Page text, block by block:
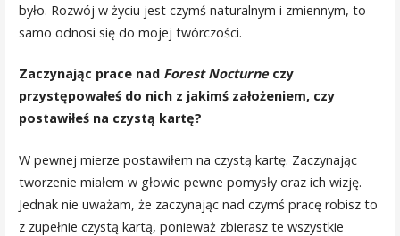
było. Rozwój w życiu jest czymś naturalnym i zmiennym, to
samo odnosi się do mojej twórczości.
Zaczynając prace nad Forest Nocturne czy
przystępowałeś do nich z jakimś założeniem, czy
postawiłeś na czystą kartę?
W pewnej mierze postawiłem na czystą kartę. Zaczynając
tworzenie miałem w głowie pewne pomysły oraz ich wizję.
Jednak nie uważam, że zaczynając nad czymś pracę robisz to
z zupełnie czystą kartą, ponieważ zbierasz te wszystkie